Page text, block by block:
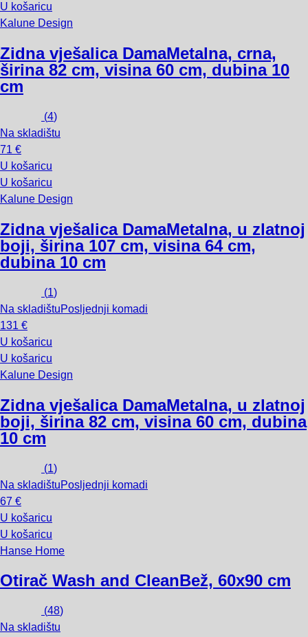
U košaricu
Kalune Design
Zidna vješalica DamaMetalna, crna,
širina 82 cm, visina 60 cm, dubina 10
cm
(4)
Na skladištu
71 €
U košaricu
U košaricu
Kalune Design
Zidna vješalica DamaMetalna, u zlatnoj
boji, širina 107 cm, visina 64 cm,
dubina 10 cm
(1)
Na skladištuPosljednji komadi
131 €
U košaricu
U košaricu
Kalune Design
Zidna vješalica DamaMetalna, u zlatnoj
boji, širina 82 cm, visina 60 cm, dubina
10 cm
(1)
Na skladištuPosljednji komadi
67 €
U košaricu
U košaricu
Hanse Home
Otirač Wash and CleanBež, 60x90 cm
(48)
Na skladištu